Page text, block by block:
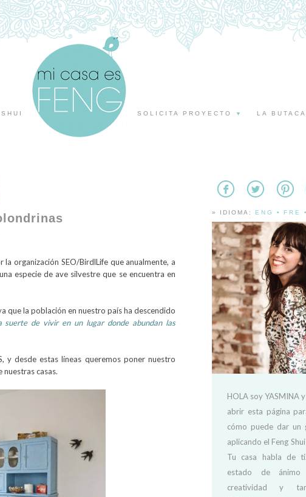
SOLICITA PROYECTO ▼ LA BUTACA
organización SEO/BirdlLife que anualmente, a
especie de ave silvestre que se encuentra en
que la población en nuestro país ha descendido
suerte de vivir en un lugar donde abundan las
y desde estas líneas queremos poner nuestro
casas.
» IDIOMA: ENG • FRE •
HOLA soy YASMINA
abrir esta página
cómo puede dar un
aplicando el Feng
Tu casa habla de
estado de ánimo
creatividad y